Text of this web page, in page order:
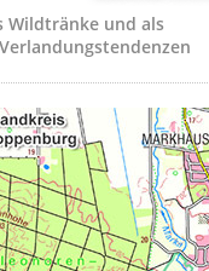
Wildtränke und als